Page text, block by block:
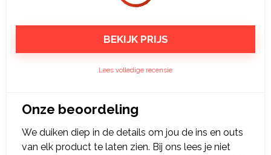
BEKIJK PRIJS
Lees volledige recensie
Onze beoordeling
We duiken diep in de details om jou de ins en outs
van elk product te laten zien. Bij ons lees je niet